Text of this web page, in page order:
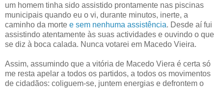
um homem tinha sido assistido prontamente nas piscinas
municipais quando eu o vi, durante minutos, inerte, a
caminho da morte e sem nenhuma assistência. Desde aí fui
assistindo atentamente às suas actividades e ouvindo o que
se diz à boca calada. Nunca votarei em Macedo Vieira.
Assim, assumindo que a vitória de Macedo Viera é certa só
me resta apelar a todos os partidos, a todos os movimentos
de cidadãos: coliguem-se, juntem energias e defrontem o